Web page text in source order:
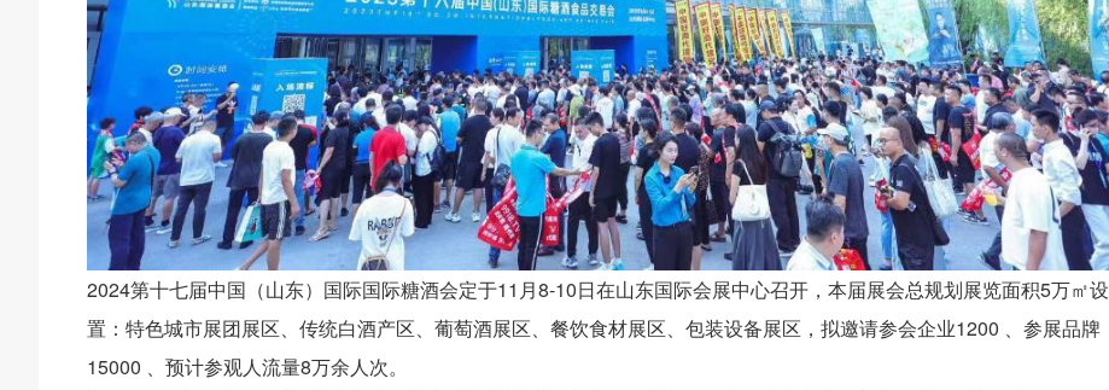
2024第十七届中国（山东）国际国际糖酒会定于11月8-10日在山东国际会展中心召开，本届展会总规划展览面积5万㎡设
置：特色城市展团展区、传统白酒产区、葡萄酒展区、餐饮食材展区、包装设备展区，拟邀请参会企业1200 、参展品牌
15000 、预计参观人流量8万余人次。